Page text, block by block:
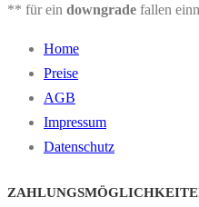
** für ein downgrade fallen
Home
Preise
AGB
Impressum
Datenschutz